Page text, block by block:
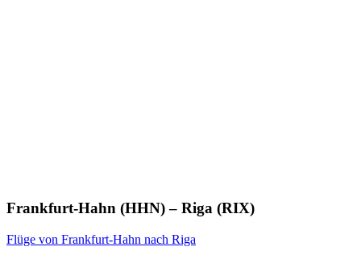
Frankfurt-Hahn (HHN) – Riga (RIX)
Flüge von Frankfurt-Hahn nach Riga